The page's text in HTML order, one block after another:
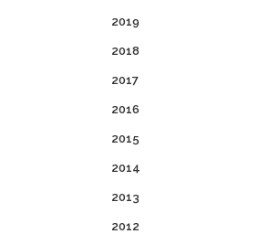
2019
2018
2017
2016
2015
2014
2013
2012